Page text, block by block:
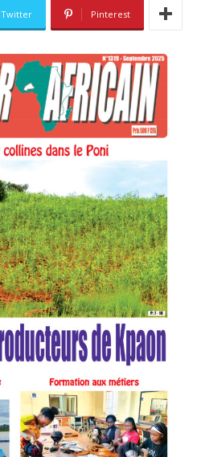
Twitter Pinterest